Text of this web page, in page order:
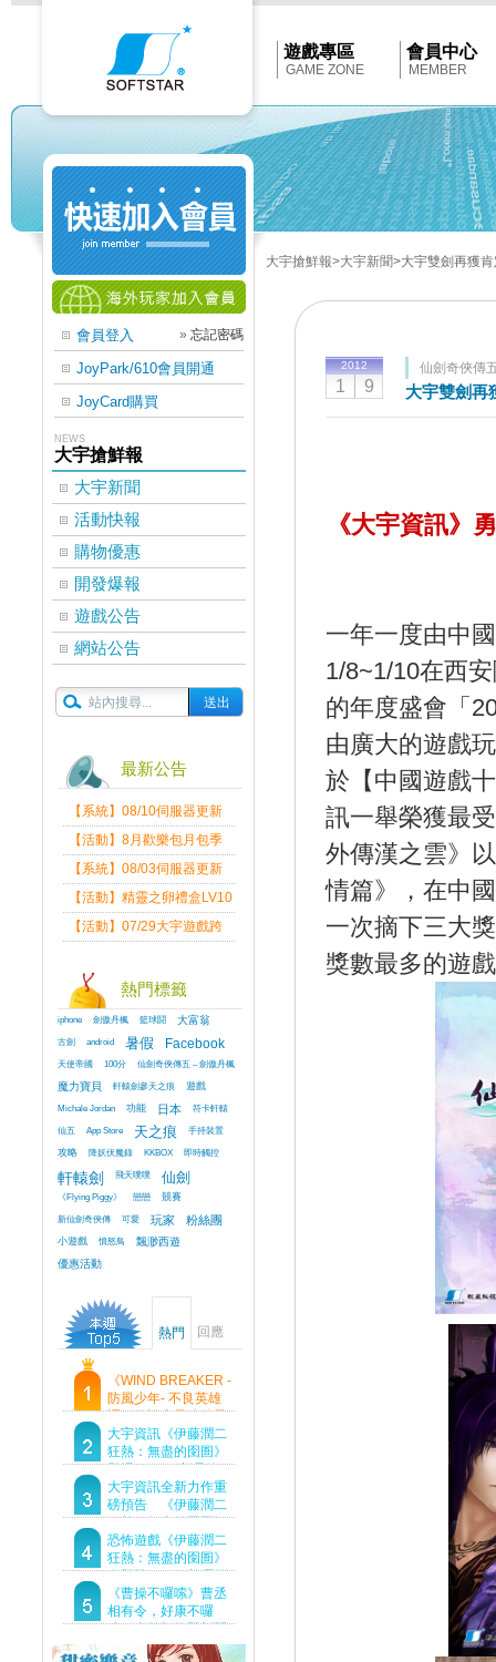
Softstar
遊戲專區
GAME ZONE
會員中心
MEMBER
會員登入 » 忘記密碼
JoyPark/610會員開通
JoyCard購買
NEWS
大宇搶鮮報
大宇新聞
活動快報
購物優惠
開發爆報
遊戲公告
網站公告
最新公告
【系統】08/10伺服器更新
維護公告
【活動】8月歡樂包月包季
送
【系統】08/03伺服器更新
維護公告
【活動】精靈之卵禮盒LV10
限量發送中
【活動】07/29大宇遊戲跨
熱門標籤
iphone 劍傲丹楓 籃球鬪 大富翁
古劍 android 暑假 Facebook
天使帝國 100分 仙劍奇俠傳五 – 劍傲丹楓
魔力寶貝 軒轅劍參天之痕
遊戲
Michale Jordan
功能 日本
符卡軒轅
仙五
App Store 天之痕
手持裝置
攻略
降妖伏魔錄 KKBOX 即時觸控
軒轅劍 飛天噗噗 仙劍
《Flying Piggy》 戀戀
競賽
新仙劍奇俠傳
可愛 玩家 粉絲團
小遊戲 憤怒鳥
飄渺西遊
優惠活動
熱門 回應
《WIND BREAKER -
防風少年- 不良英雄
譚》傳說中最強的男
人現身！即將顛覆風
鈴高中！
大宇資訊《伊藤潤二
狂熱：無盡的囹圄》
登場 Steam 新品節
首支預告片及遊戲
Demo重磅釋出
大宇資訊全新力作重
磅預告 《伊藤潤二
狂熱：無盡的囹圄》
驚悚亮相 ！伊藤潤二
恐怖世界首度進軍
Steam
恐怖遊戲《伊藤潤二
狂熱：無盡的囹圄》
今登陸Steam 詭異洋
樓開啟 同步釋出最新
預告片
《曹操不囉嗦》曹丞
相有令，好康不囉
嗦！事前預約即刻開
大宇搶鮮報>大宇新聞>大宇雙劍再獲
2012
1 9
仙劍奇俠傳
大宇雙劍再
《大宇資訊》
一年一度由中
1/8~1/10在西
的年度盛會「
由廣大的遊戲
於【中國遊戲
訊一舉榮獲最
外傳漢之雲》
情篇》，在中
一次摘下三大
獎數最多的遊